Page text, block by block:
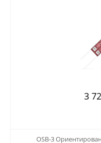
3
OSB-3